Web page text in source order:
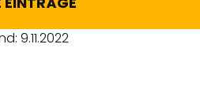
9.11.2022